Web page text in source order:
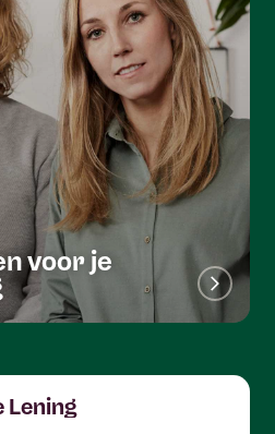
voor je
Lening